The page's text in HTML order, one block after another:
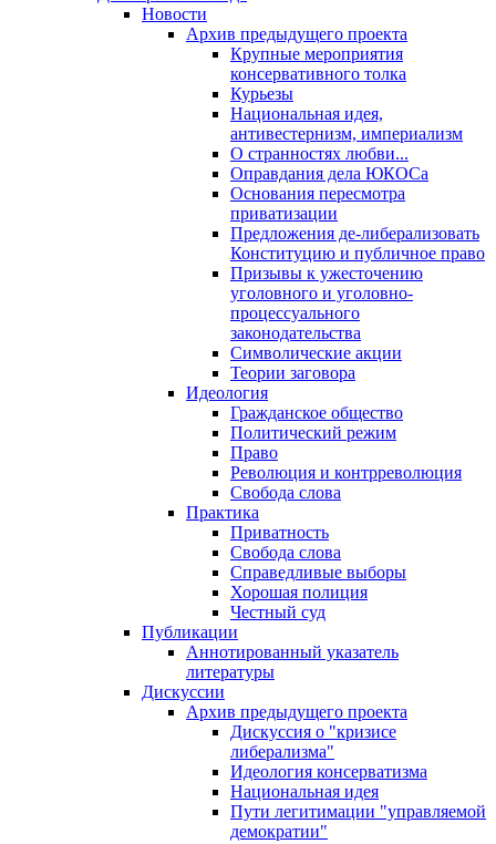
Новости
Архив предыдущего проекта
Крупные мероприятия
консервативного толка
Курьезы
Национальная идея,
антивестернизм, империализм
О странностях любви...
Оправдания дела ЮКОСа
Основания пересмотра
приватизации
Предложения де-либерализовать
Конституцию и публичное право
Призывы к ужесточению
уголовного и уголовно-
процессуального
законодательства
Символические акции
Теории заговора
Идеология
Гражданское общество
Политический режим
Право
Революция и контрреволюция
Свобода слова
Практика
Приватность
Свобода слова
Справедливые выборы
Хорошая полиция
Честный суд
Публикации
Аннотированный указатель
литературы
Дискуссии
Архив предыдущего проекта
Дискуссия о "кризисе
либерализма"
Идеология консерватизма
Национальная идея
Пути легитимации "управляемой
демократии"